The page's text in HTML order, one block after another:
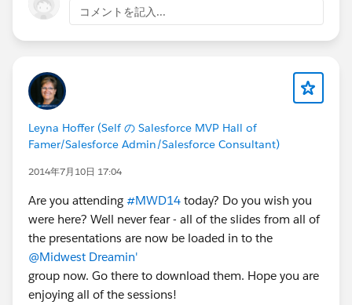
コメントを記入...
Leyna Hoffer (Self の Salesforce MVP Hall of
Famer/Salesforce Admin/Salesforce Consultant)
2014年7月10日 17:04
Are you attending #MWD14 today? Do you wish you
were here? Well never fear - all of the slides from all of
the presentations are now be loaded in to the
@Midwest Dreamin'
group now. Go there to download them. Hope you are
enjoying all of the sessions!